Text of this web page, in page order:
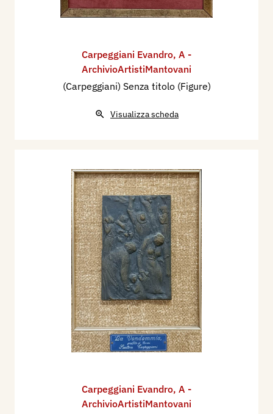
Carpeggiani Evandro, A -
ArchivioArtistiMantovani
(Carpeggiani) Senza titolo (Figure)
Visualizza scheda
Carpeggiani Evandro, A -
ArchivioArtistiMantovani